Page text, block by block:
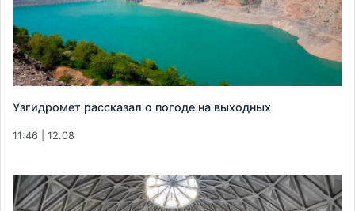
Узгидромет рассказал о погоде на выходных
11:46 | 12.08